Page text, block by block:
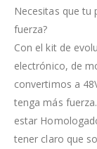
Necesitas que tu
fuerza?
Con el kit de
electrónico, de
convertimos a
tenga más
estar
tener claro que